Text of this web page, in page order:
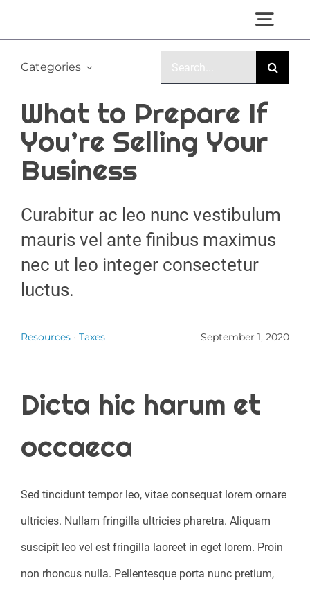
to
content
CONTACT US
Categories
Search
What to Prepare If
You’re Selling Your
Business
Curabitur ac leo nunc vestibulum
mauris vel ante finibus maximus
nec ut leo integer consectetur
luctus.
Resources• Taxes September 1, 2020
Dicta hic harum et
occaeca
Sed tincidunt tempor leo, vitae consequat lorem ornare
ultricies. Nullam fringilla ultricies pharetra. Aliquam
suscipit leo vel est fringilla laoreet in eget lorem. Proin
non rhoncus nulla. Pellentesque porta nunc pretium,